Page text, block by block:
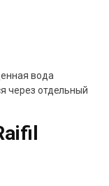
вода
через отдельный